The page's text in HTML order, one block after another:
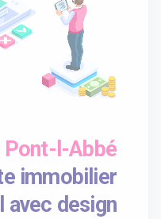
Pont-l-Abbé
immobilier
avec design